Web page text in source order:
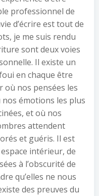
professionnel de
d’écrire est tout de
je me suis rendu
sont deux voies
Il existe un
en chaque être
nos pensées les
émotions les plus
et où nos
attendent
et guéris. Il est
intérieur, de
à l’obscurité de
qu’elles ne nous
des preuves du